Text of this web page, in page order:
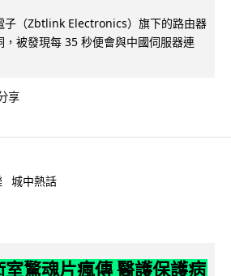
子（Zbtlink Electronics）旗下的路由器
，被發現每 35 秒便會與中國伺服器連
享
城中熱話
驚魂片瘋傳 醫護保護病